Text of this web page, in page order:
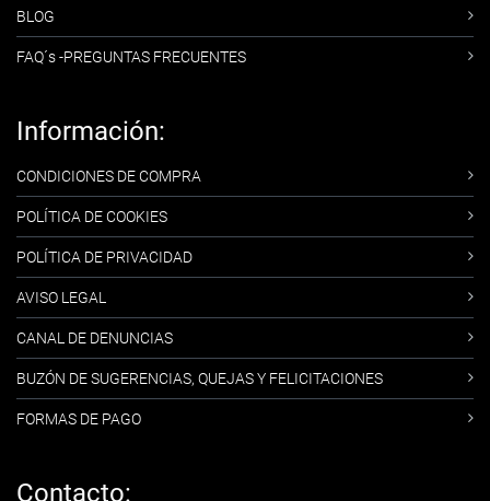
BLOG
FAQ´s -PREGUNTAS FRECUENTES
Información:
CONDICIONES DE COMPRA
POLÍTICA DE COOKIES
POLÍTICA DE PRIVACIDAD
AVISO LEGAL
CANAL DE DENUNCIAS
BUZÓN DE SUGERENCIAS, QUEJAS Y FELICITACIONES
FORMAS DE PAGO
Contacto: